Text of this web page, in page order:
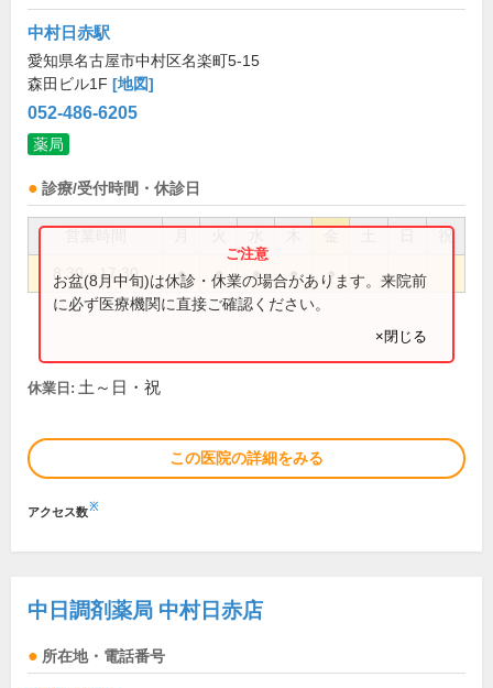
中村日赤駅
愛知県名古屋市中村区名楽町5-15
森田ビル1F [地図]
052-486-6205
薬局
診療/受付時間・休診日
祝
8:30～17:30 ● ● ● ● ●
お盆(8月中旬)は休診・休業の場合があります。来院前
に必ず医療機関に直接ご確認ください。
×閉じる
休業日: 土～日・祝
この医院の詳細をみる
アクセス数※
中日調剤薬局 中村日赤店
所在地・電話番号